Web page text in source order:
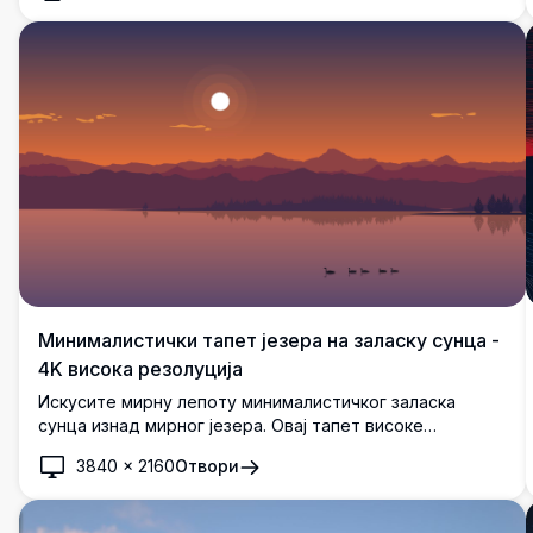
комплетну са спокојном реком и светлуцавим
Минималистички тапет језера на заласку сунца -
4K висока резолуција
Искусите мирну лепоту минималистичког заласка
сунца изнад мирног језера. Овај тапет високе
далеких планина и мирну воду, савршен за стварање
мирне атмосфере на вашем екрану.
3840 × 2160Отвори